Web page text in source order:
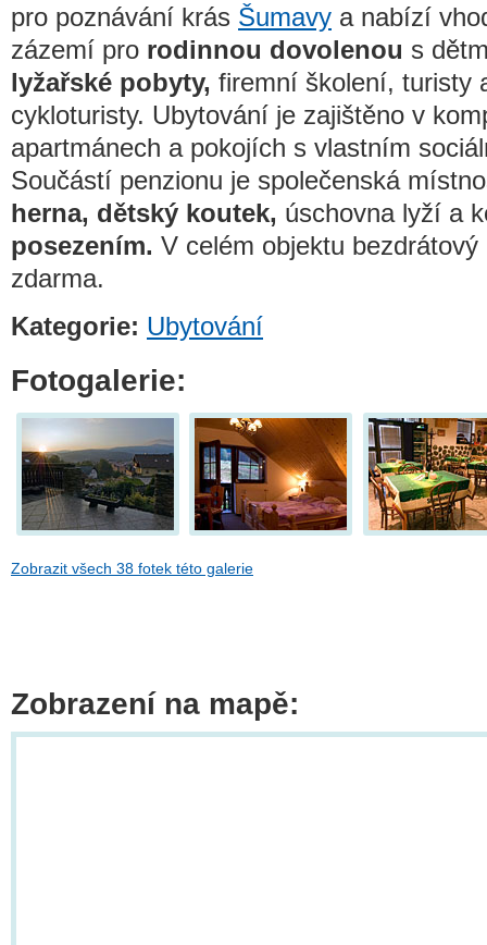
pro poznávání krás Šumavy a nabízí
zázemí pro rodinnou dovolenou s
lyžařské pobyty, firemní školení, turisty
cykloturisty. Ubytování je zajištěno v
apartmánech a pokojích s vlastním
Součástí penzionu je společenská
herna, dětský koutek, úschovna lyží a
posezením. V celém objektu
zdarma.
Kategorie: Ubytování
Fotogalerie:
Zobrazit všech 38 fotek této galerie
Zobrazení na mapě: